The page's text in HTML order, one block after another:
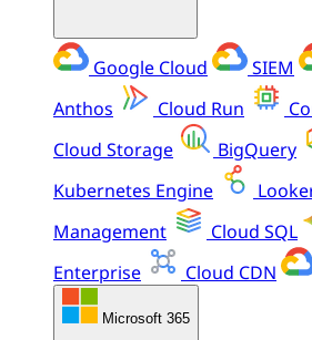
Google Cloud SIEM
Anthos
Cloud Run
Cloud Storage
BigQuery
Kubernetes Engine
Management
Cloud SQL
Enterprise
Cloud CDN
Microsoft 365